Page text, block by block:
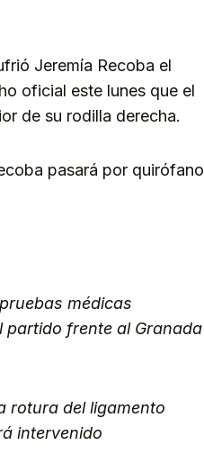
Jeremía Recoba el
oficial este lunes que el
de su rodilla derecha.
pasará por quirófano
médicas
partido frente al Granada
rotura del ligamento
intervenido